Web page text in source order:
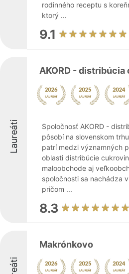
rodinného receptu s
ktorý ...
9.1
Laureáti
AKORD -
Spoločnosť AKORD -
pôsobí na slovenskom
patrí medzi významných
oblasti distribúcie
maloobchode aj
spoločnosti sa nachádza
pričom ...
8.3
Makrónkovo